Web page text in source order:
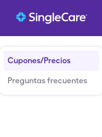
Cupones/Precios
Preguntas frecuentes